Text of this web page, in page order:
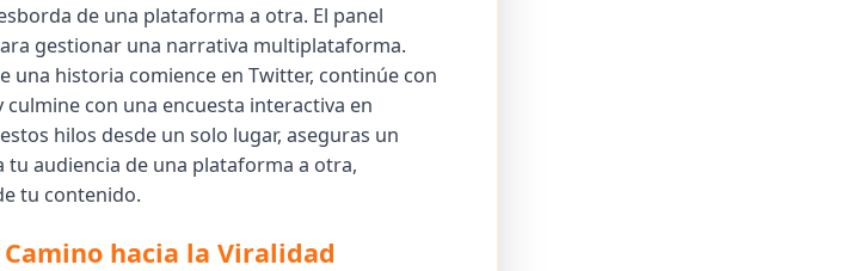
de una plataforma a otra. El panel
gestionar una narrativa multiplataforma.
una historia comience en Twitter, continúe con
con una encuesta interactiva en
hilos desde un solo lugar, aseguras un
audiencia de una plataforma a otra,
tu contenido.
hacia la Viralidad